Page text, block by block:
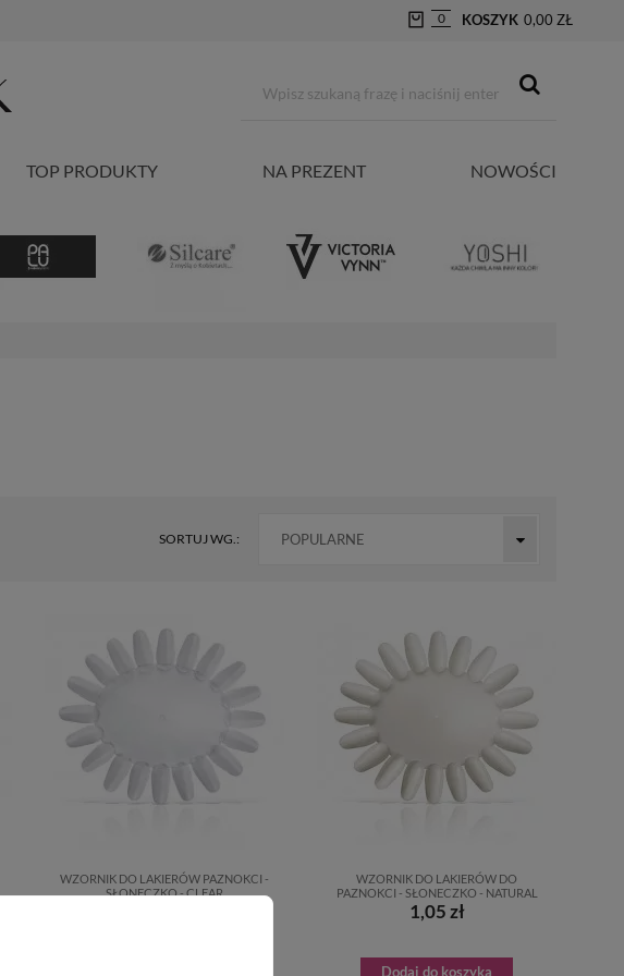
0 KOSZYK 0,00 ZŁ
TOP PRODUKTY NA PREZENT NOWOŚCI
SORTUJ WG.: POPULARNE
WZORNIK DO LAKIERÓW PAZNOKCI -
SŁONECZKO - CLEAR
WZORNIK DO LAKIERÓW DO
PAZNOKCI - SŁONECZKO - NATURAL
1,05 zł
Dodaj do koszyka